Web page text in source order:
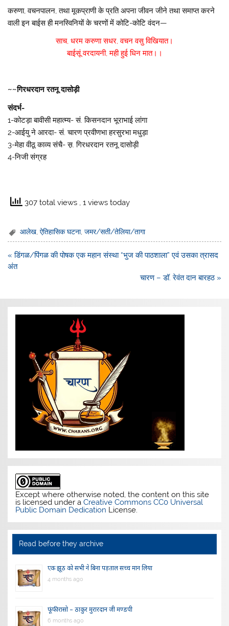
करुणा, वचनपालन, तथा मूकप्राणी के प्रति अपना जीवन जीने तथा समाप्त करने
वाली इन बाईस ही मनस्विनियों के चरणों में कोटि-कोटि वंदन—
साच, धरम करुणा सधर, वचन वसु विखियात।
बाईसूं वरदायनी, मही हुई धिन मात।।
~~गिरधरदान रतनू दासोड़ी
संदर्भ-
1-कोटड़ा बावीसी महात्म्य- सं. किसनदान भूराभाई लांगा
2-आईयु ने आरदा- सं. चारण प्रवीणभा हरसुरभा मधुड़ा
3-मेहा वीठू काव्य संचै- स़. गिरधरदान रतनू दासोड़ी
4-निजी संग्रह
307 total views , 1 views today
आलेख ,ऐतिहासिक घटना,जमर/सती/तेलिया/तागा
Post
navigation
« डिंगळ/पिंगळ की पोषक एक महान संस्था “भुज की पाठशाला” एवं उसका त्रासद
अंत
चारण – डॉ. रेवंत दान बारहठ »
Except where otherwise noted, the content on this site
is licensed under aCreative Commons CC0 Universal
Public Domain Dedication License.
Read before they archive
एक झूठ को सभी ने बिना पड़ताल सच्च मान लिया
4 months ago
फूंफी रासो – ठाकुर मुरारदान जी मण्डपी
6 months ago